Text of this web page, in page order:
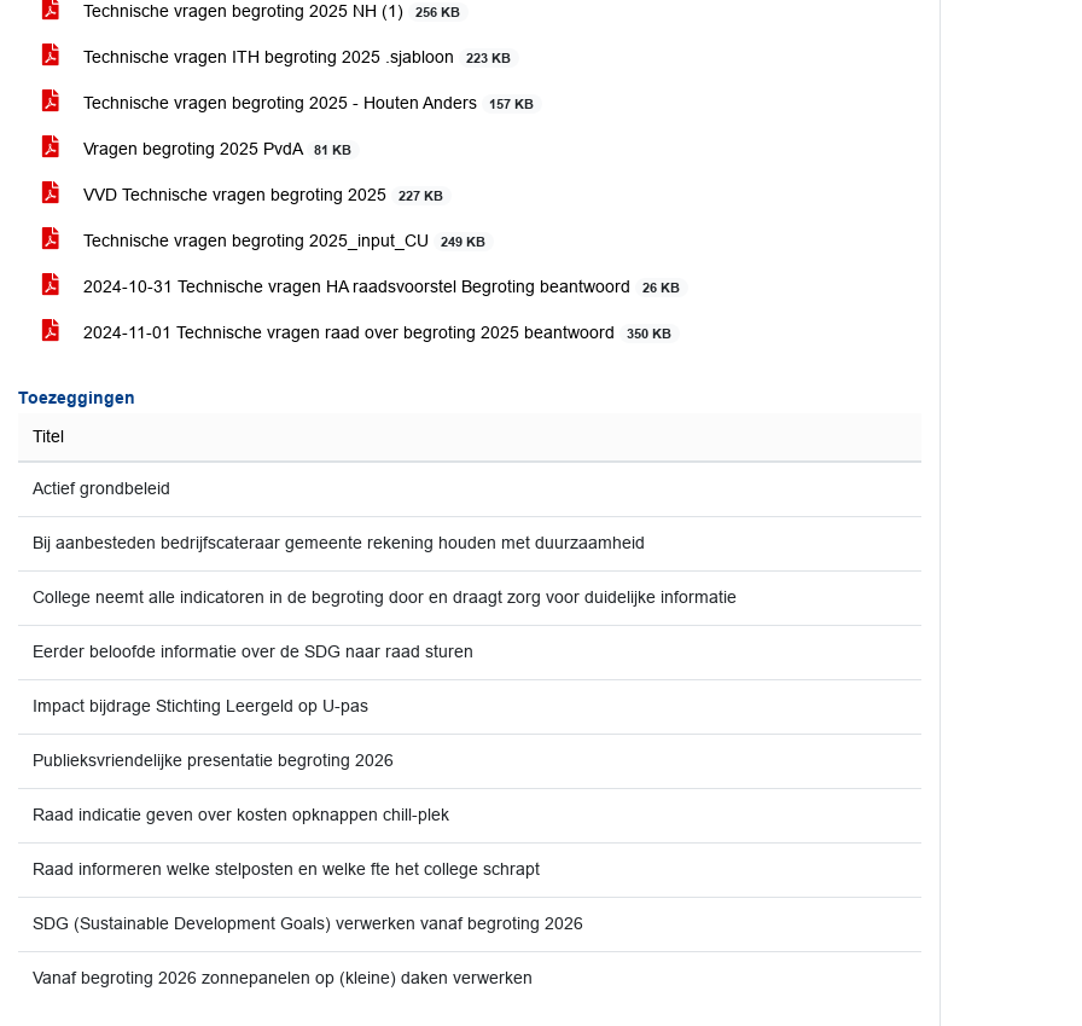
Technische vragen begroting 2025 NH (1) 256 KB
Technische vragen ITH begroting 2025 .sjabloon 223 KB
Technische vragen begroting 2025 - Houten Anders 157 KB
Vragen begroting 2025 PvdA 81 KB
VVD Technische vragen begroting 2025 227 KB
Technische vragen begroting 2025_input_CU 249 KB
2024-10-31 Technische vragen HA raadsvoorstel Begroting beantwoord 26 KB
2024-11-01 Technische vragen raad over begroting 2025 beantwoord 350 KB
Toezeggingen
Titel
Actief grondbeleid
Bij aanbesteden bedrijfscateraar gemeente rekening houden met duurzaamheid
College neemt alle indicatoren in de begroting door en draagt zorg voor duidelijke informatie
Eerder beloofde informatie over de SDG naar raad sturen
Impact bijdrage Stichting Leergeld op U-pas
Publieksvriendelijke presentatie begroting 2026
Raad indicatie geven over kosten opknappen chill-plek
Raad informeren welke stelposten en welke fte het college schrapt
SDG (Sustainable Development Goals) verwerken vanaf begroting 2026
Vanaf begroting 2026 zonnepanelen op (kleine) daken verwerken